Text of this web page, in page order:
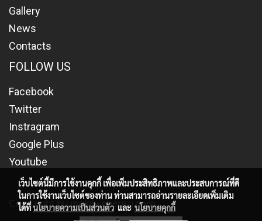
Gallery
News
Contacts
FOLLOW US
Facebook
Twitter
Instragram
Google Plus
Youtube
Copy right by makewebeasy.com
เว็บไซต์นี้มีการใช้งานคุกกี้ เพื่อเพิ่มประสิทธิภาพและประสบการณ์ที่ดี
ในการใช้งานเว็บไซต์ของท่าน ท่านสามารถอ่านรายละเอียดเพิ่มเติม
ได้ที่นโยบายความเป็นส่วนตัว และ นโยบายคุกกี้